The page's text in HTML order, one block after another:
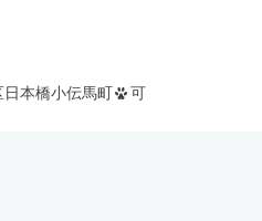
日本橋小伝馬町 可